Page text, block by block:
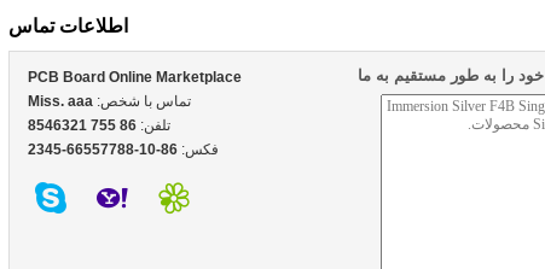
اطلاعات تماس
PCB Board Online Marketplace
تماس با شخص: Miss. aaa
تلفن: 86 755 8546321
فکس: 86-10-66557788-2345
را به طور مستقیم به ما